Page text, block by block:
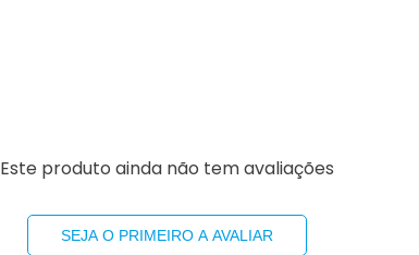
Este produto ainda não tem avaliações
SEJA O PRIMEIRO A AVALIAR